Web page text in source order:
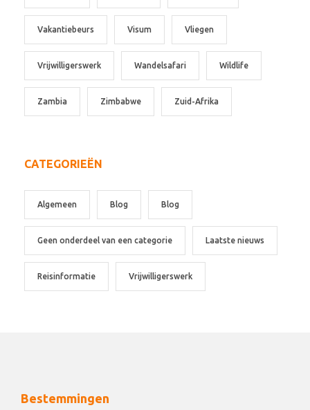
Vakantiebeurs Visum Vliegen
Vrijwilligerswerk Wandelsafari Wildlife
Zambia Zimbabwe Zuid-Afrika
CATEGORIEËN
Algemeen Blog Blog
Geen onderdeel van een categorie Laatste nieuws
Reisinformatie Vrijwilligerswerk
Bestemmingen